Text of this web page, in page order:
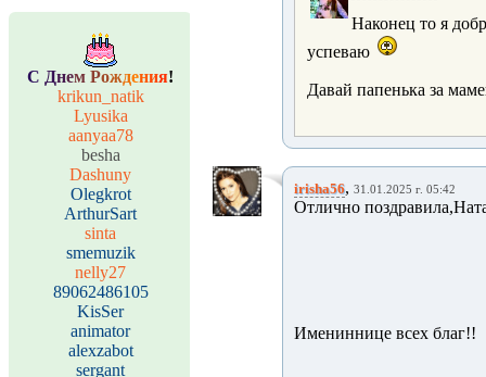
С Днем Рождения!
krikun_natik
Lyusika
aanyaa78
besha
Dashuny
Olegkrot
ArthurSart
sinta
smemuzik
nelly27
89062486105
KisSer
animator
alexzabot
sergant
Наконец то я
успеваю
Давай папенька за
irisha56, 31.01.2025 г. 05:42
Отлично
Имениннице всех благ!!